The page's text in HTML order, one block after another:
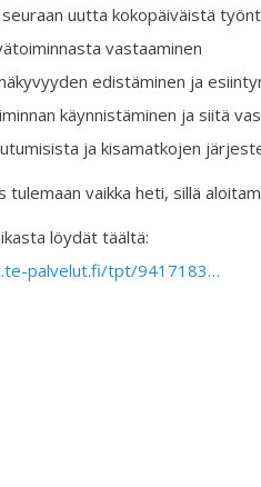
uutta kokopäiväistä
vastaaminen
edistäminen ja
käynnistäminen ja siitä
ja kisamatkojen
tulemaan vaikka heti, sillä
löydät täältä:
palvelut.fi/tpt/9417183…